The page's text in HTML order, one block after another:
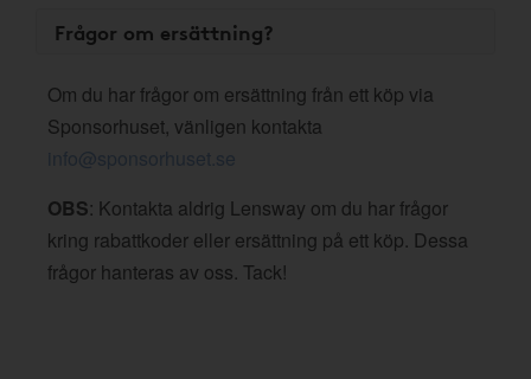
Frågor om ersättning?
Om du har frågor om ersättning från ett köp via
Sponsorhuset, vänligen kontakta
info@sponsorhuset.se
OBS: Kontakta aldrig Lensway om du har frågor
kring rabattkoder eller ersättning på ett köp. Dessa
frågor hanteras av oss. Tack!